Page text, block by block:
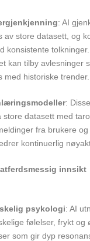
: AI
av store datasett, og
konsistente
kan tilby avlesninger
med historiske trender.
:
store datasett med
fra brukere og
kontinuerlig
innsikt
psykologi: AI
følelser, frykt og
som gir dyp